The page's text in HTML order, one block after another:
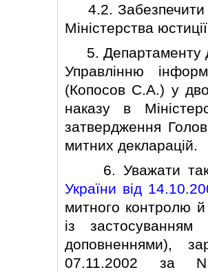
4.2. Забезпечити
Мiнiстерства
5. Департаменту
Управлiнню
(Копосов С.А.) у
наказу в
затвердження
митних декларацiй.
6. Уважати
України вiд
митного контролю
iз
доповненнями),
07.11.2002 за